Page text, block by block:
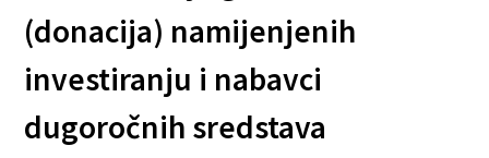
(donacija) namijenjenih
investiranju i nabavci
dugoročnih sredstava